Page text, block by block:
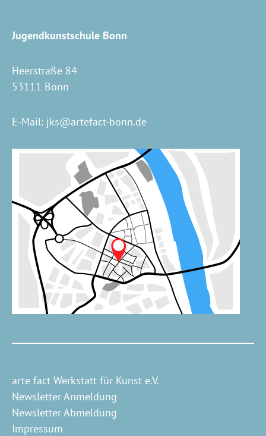
Jugendkunstschule Bonn
Heerstraße 84
53111 Bonn
E-Mail: jks@artefact-bonn.de
arte fact Werkstatt für Kunst e.V.
Newsletter Anmeldung
Newsletter Abmeldung
Impressum